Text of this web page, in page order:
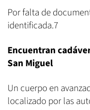
Por falta de
identificada.7
Encuentran
San Miguel
Un cuerpo en
localizado por las